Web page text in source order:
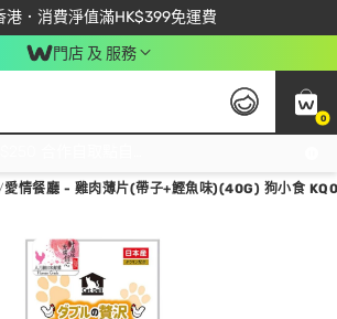
港．消費淨值滿HK$399免運費
即成為易賞錢會員盡享獨家優惠
下單買滿$450 輸入 NEWAPP 即減$50
門店 及 服務
0
愛情餐廳 - 雞肉薄片(帶子+鰹魚味)(40G) 狗小食